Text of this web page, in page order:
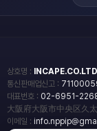
상호명 : INCAPE.CO.LTD
통신판매업신고 :
대표번호 : 02-6951-2268
大阪府大阪市中央区久
이메일 :